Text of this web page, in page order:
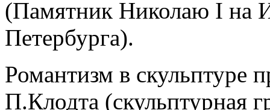
(Памятник Николаю I на
Петербурга).
Романтизм в скульптуре
П.Клодта (скульптурная